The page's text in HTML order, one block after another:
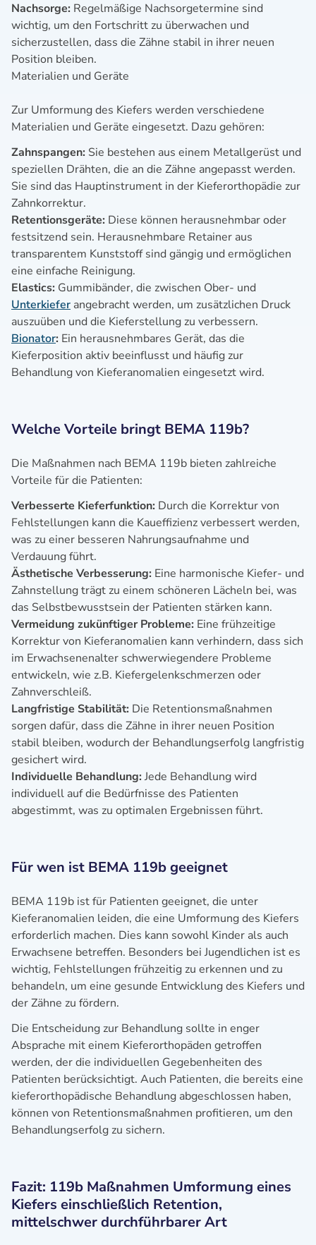
Nachsorge: Regelmäßige Nachsorgetermine sind
wichtig, um den Fortschritt zu überwachen und
sicherzustellen, dass die Zähne stabil in ihrer neuen
Position bleiben.
Materialien und Geräte
Zur Umformung des Kiefers werden verschiedene
Materialien und Geräte eingesetzt. Dazu gehören:
Zahnspangen: Sie bestehen aus einem Metallgerüst und
speziellen Drähten, die an die Zähne angepasst werden.
Sie sind das Hauptinstrument in der Kieferorthopädie zur
Zahnkorrektur.
Retentionsgeräte: Diese können herausnehmbar oder
festsitzend sein. Herausnehmbare Retainer aus
transparentem Kunststoff sind gängig und ermöglichen
eine einfache Reinigung.
Elastics: Gummibänder, die zwischen Ober- und
Unterkiefer angebracht werden, um zusätzlichen Druck
auszuüben und die Kieferstellung zu verbessern.
Bionator: Ein herausnehmbares Gerät, das die
Kieferposition aktiv beeinflusst und häufig zur
Behandlung von Kieferanomalien eingesetzt wird.
Welche Vorteile bringt BEMA 119b?
Die Maßnahmen nach BEMA 119b bieten zahlreiche
Vorteile für die Patienten:
Verbesserte Kieferfunktion: Durch die Korrektur von
Fehlstellungen kann die Kaueffizienz verbessert werden,
was zu einer besseren Nahrungsaufnahme und
Verdauung führt.
Ästhetische Verbesserung: Eine harmonische Kiefer- und
Zahnstellung trägt zu einem schöneren Lächeln bei, was
das Selbstbewusstsein der Patienten stärken kann.
Vermeidung zukünftiger Probleme: Eine frühzeitige
Korrektur von Kieferanomalien kann verhindern, dass sich
im Erwachsenenalter schwerwiegendere Probleme
entwickeln, wie z.B. Kiefergelenkschmerzen oder
Zahnverschleiß.
Langfristige Stabilität: Die Retentionsmaßnahmen
sorgen dafür, dass die Zähne in ihrer neuen Position
stabil bleiben, wodurch der Behandlungserfolg langfristig
gesichert wird.
Individuelle Behandlung: Jede Behandlung wird
individuell auf die Bedürfnisse des Patienten
abgestimmt, was zu optimalen Ergebnissen führt.
Für wen ist BEMA 119b geeignet
BEMA 119b ist für Patienten geeignet, die unter
Kieferanomalien leiden, die eine Umformung des Kiefers
erforderlich machen. Dies kann sowohl Kinder als auch
Erwachsene betreffen. Besonders bei Jugendlichen ist es
wichtig, Fehlstellungen frühzeitig zu erkennen und zu
behandeln, um eine gesunde Entwicklung des Kiefers und
der Zähne zu fördern.
Die Entscheidung zur Behandlung sollte in enger
Absprache mit einem Kieferorthopäden getroffen
werden, der die individuellen Gegebenheiten des
Patienten berücksichtigt. Auch Patienten, die bereits eine
kieferorthopädische Behandlung abgeschlossen haben,
können von Retentionsmaßnahmen profitieren, um den
Behandlungserfolg zu sichern.
Fazit: 119b Maßnahmen Umformung eines
Kiefers einschließlich Retention,
mittelschwer durchführbarer Art